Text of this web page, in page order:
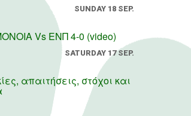
SUNDAY 18 SEP.
Vs ΕΝΠ 4-0 (video)
SATURDAY 17 SEP.
απαιτήσεις, στόχοι και